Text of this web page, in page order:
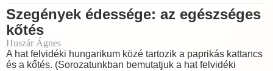
Szegények édessége: az egészséges
kőtés
Huszár Ágnes
A hat felvidéki hungarikum közé tartozik a paprikás kattancs
és a kőtés. (Sorozatunkban bemutatjuk a hat felvidéki